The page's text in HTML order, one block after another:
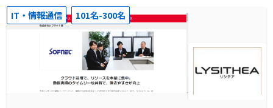
IT・情報通信 101名-300名